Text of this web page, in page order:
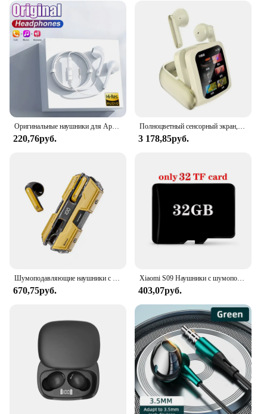
Оригинальные наушники для Apple iPhone 16 15 14 13 11 12 Pro Max Plus, наушники-вкладыши с разъемом Lightning, 3,5 мм, проводные наушники с Bluetooth, аксессуары
220,76руб.
Полноцветный сенсорный экран, Bluetooth 5,4, наушники с шумоподавлением, вращающийся дизайн, геймерская гарнитура, водонепроницаемые наушники IPX5
3 178,85руб.
Шумоподавляющие наушники с микрофоном, наушники с микрофоном для пикапа, беспроводные наушники премиум класса с шумоподавлением для музыки, для Ultimate
670,75руб.
Xiaomi S09 Наушники с шумоподавлением Bluetooth 5.4, интеллектуальный блок управления, автоматические стерео моно водонепроницаемые спортивные наушники
403,07руб.